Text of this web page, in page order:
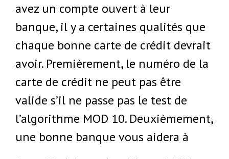
avez un compte ouvert à leur
banque, il y a certaines qualités que
chaque bonne carte de crédit devrait
avoir. Premièrement, le numéro de la
carte de crédit ne peut pas être
valide s’il ne passe pas le test de
l’algorithme MOD 10. Deuxièmement,
une bonne banque vous aidera à